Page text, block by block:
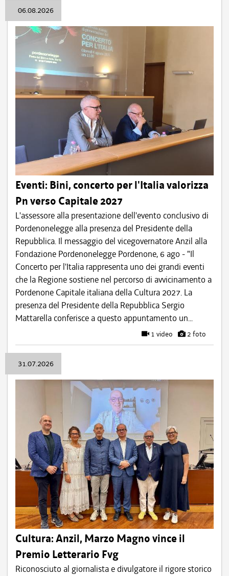
06.08.2026
Eventi: Bini, concerto per l'Italia valorizza
Pn verso Capitale 2027
L'assessore alla presentazione dell'evento conclusivo di
Pordenonelegge alla presenza del Presidente della
Repubblica. Il messaggio del vicegovernatore Anzil alla
Fondazione Pordenonelegge Pordenone, 6 ago - "Il
Concerto per l'Italia rappresenta uno dei grandi eventi
che la Regione sostiene nel percorso di avvicinamento a
Pordenone Capitale italiana della Cultura 2027. La
presenza del Presidente della Repubblica Sergio
Mattarella conferisce a questo appuntamento un...
1 video 2 foto
31.07.2026
Cultura: Anzil, Marzo Magno vince il
Premio Letterario Fvg
Riconosciuto al giornalista e divulgatore il rigore storico